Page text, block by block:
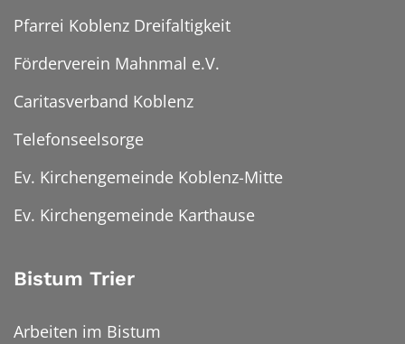
Pfarrei Koblenz Dreifaltigkeit
Förderverein Mahnmal e.V.
Caritasverband Koblenz
Telefonseelsorge
Ev. Kirchengemeinde Koblenz-Mitte
Ev. Kirchengemeinde Karthause
Bistum Trier
Arbeiten im Bistum